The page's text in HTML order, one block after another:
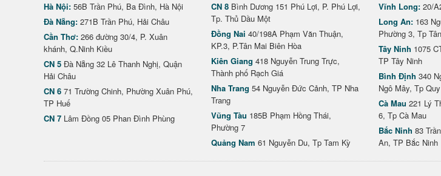
Hà Nội: 56B Trần Phú, Ba Đình, Hà Nội
Đà Nẵng: 271B Trần Phú, Hải Châu
Cần Thơ: 266 đường 30/4, P. Xuân
khánh, Q.Ninh Kiều
CN 5 Đà Nẵng 32 Lê Thanh Nghị, Quận
Hải Châu
CN 6 71 Trường Chinh, Phường Xuân Phú,
TP Huế
CN 7 Lâm Đồng 05 Phan Đình Phùng
CN 8 Bình Dương 151 Phú Lợi, P. Phú Lợi,
Tp. Thủ Dầu Một
Đồng Nai 40/198A Phạm Văn Thuận,
KP.3, P.Tân Mai Biên Hòa
Kiên Giang 418 Nguyễn Trung Trực,
Thành phố Rạch Giá
Nha Trang 54 Nguyễn Đức Cảnh, TP Nha
Trang
Vũng Tàu 185B Phạm Hồng Thái,
Phường 7
Quảng Nam 61 Nguyễn Du, Tp Tam Kỳ
Vĩnh Long: 20/
Long An: 163
Phường 3, Tp
Tây Ninh 1075
TP Tây Ninh
Bình Định 340
Ngô Mây, Tp
Cà Mau 221 Lý
6, Tp Cà Mau
Bắc Ninh 83
An, TP Bắc Ninh